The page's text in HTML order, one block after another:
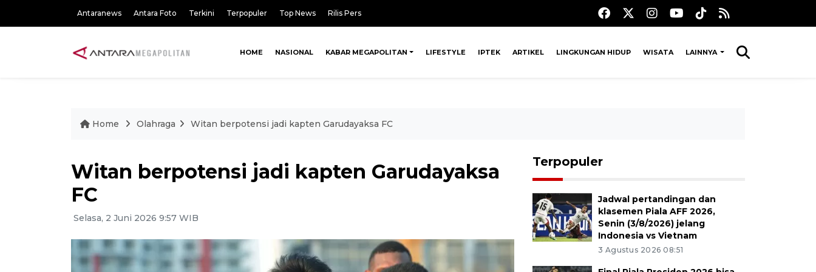
Antaranews Antara Foto Terkini Terpopuler Top News Rilis Pers
HOME NASIONAL KABAR MEGAPOLITAN LIFESTYLE IPTEK ARTIKEL LINGKUNGAN HIDUP WISATA LAINNYA
Home Olahraga Witan berpotensi jadi kapten Garudayaksa FC
Witan berpotensi jadi kapten Garudayaksa
FC
Selasa, 2 Juni 2026 9:57 WIB
Terpopuler
Jadwal pertandingan dan
klasemen Piala AFF 2026,
Senin (3/8/2026) jelang
Indonesia vs Vietnam
3 Agustus 2026 08:51